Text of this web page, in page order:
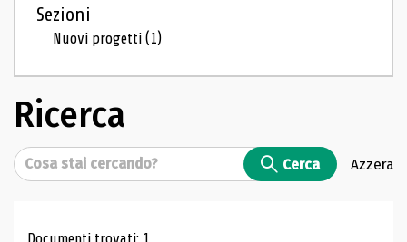
Sezioni
Nuovi progetti(1)
Ricerca
Cerca Cerca Azzera